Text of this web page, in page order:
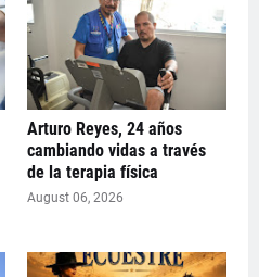
Arturo Reyes, 24 años
cambiando vidas a través
de la terapia física
August 06, 2026